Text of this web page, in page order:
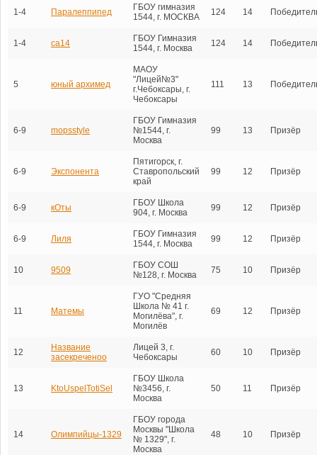
1-4 Паралеппипед
ГБОУ гимназия
1544, г. МОСКВА
124 14
1-4 са14
ГБОУ Гимназия
1544, г. Москва
124 14
5 юный архимед
МАОУ
"Лицей№3"
г.Чебоксары, г.
Чебоксары
111 13
6-9 mopsstyle
ГБОУ Гимназия
№1544, г.
Москва
99 13 Призёр
6-9 Экспонента
Пятигорск, г.
Ставропольский
край
99 12 Призёр
6-9 кОты
ГБОУ Школа
904, г. Москва
99 12 Призёр
6-9 Лиля
ГБОУ Гимназия
1544, г. Москва
99 12 Призёр
10 9509
ГБОУ СОШ
№128, г. Москва
75 10 Призёр
11 Матемы
ГУО "Средняя
Школа № 41 г.
Могилёва", г.
Могилёв
69 12 Призёр
12
Название
засекреченоо
Лицей 3, г.
Чебоксары
60 10 Призёр
13 KtoUspelTotiSel
ГБОУ Школа
№3456, г.
Москва
50 11 Призёр
14 Олимпийцы-1329
ГБОУ города
Москвы "Школа
№ 1329", г.
Москва
48 10 Призёр